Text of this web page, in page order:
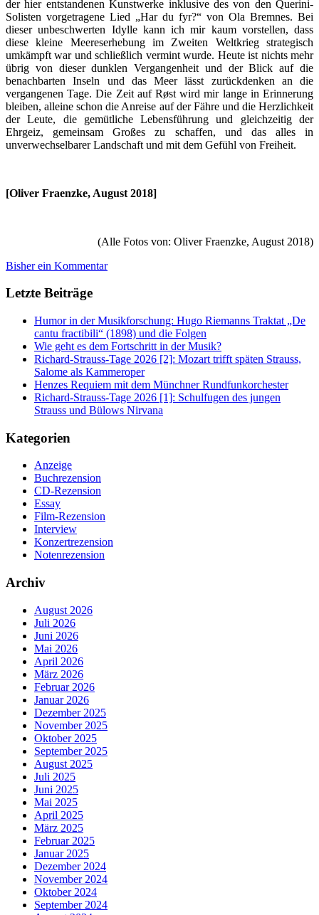
der hier entstandenen Kunstwerke inklusive des von den Querini-
Solisten vorgetragene Lied „Har du fyr?“ von Ola Bremnes. Bei
dieser unbeschwerten Idylle kann ich mir kaum vorstellen, dass
diese kleine Meereserhebung im Zweiten Weltkrieg strategisch
umkämpft war und schließlich vermint wurde. Heute ist nichts mehr
übrig von dieser dunklen Vergangenheit und der Blick auf die
benachbarten Inseln und das Meer lässt zurückdenken an die
vergangenen Tage. Die Zeit auf Røst wird mir lange in Erinnerung
bleiben, alleine schon die Anreise auf der Fähre und die Herzlichkeit
der Leute, die gemütliche Lebensführung und gleichzeitig der
Ehrgeiz, gemeinsam Großes zu schaffen, und das alles in
unverwechselbarer Landschaft und mit dem Gefühl von Freiheit.
[Oliver Fraenzke, August 2018]
(Alle Fotos von: Oliver Fraenzke, August 2018)
Bisher ein Kommentar
Letzte Beiträge
Humor in der Musikforschung: Hugo Riemanns Traktat „De
cantu fractibili“ (1898) und die Folgen
Wie geht es dem Fortschritt in der Musik?
Richard-Strauss-Tage 2026 [2]: Mozart trifft späten Strauss,
Salome als Kammeroper
Henzes Requiem mit dem Münchner Rundfunkorchester
Richard-Strauss-Tage 2026 [1]: Schulfugen des jungen
Strauss und Bülows Nirvana
Kategorien
Anzeige
Buchrezension
CD-Rezension
Essay
Film-Rezension
Interview
Konzertrezension
Notenrezension
Archiv
August 2026
Juli 2026
Juni 2026
Mai 2026
April 2026
März 2026
Februar 2026
Januar 2026
Dezember 2025
November 2025
Oktober 2025
September 2025
August 2025
Juli 2025
Juni 2025
Mai 2025
April 2025
März 2025
Februar 2025
Januar 2025
Dezember 2024
November 2024
Oktober 2024
September 2024